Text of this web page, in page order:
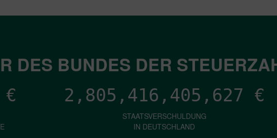
DES BUNDES DER
€ 2,805,416,411,550 €
STAATSVERSCHULDUNG
IN DEUTSCHLAND